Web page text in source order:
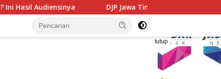
DJP Jawa Timur Gandeng GP Ansor Tingkatkan Literasi
tutup